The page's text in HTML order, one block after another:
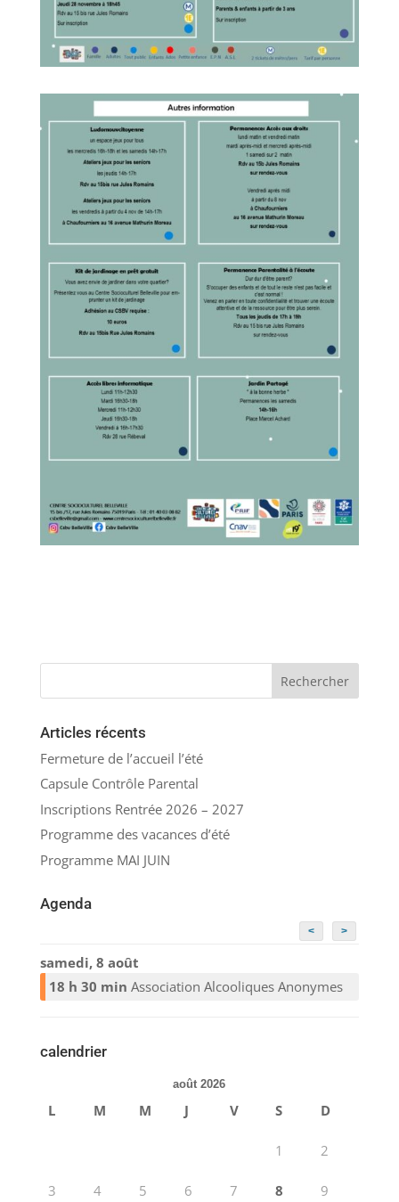
Articles récents
Fermeture de l’accueil l’été
Capsule Contrôle Parental
Inscriptions Rentrée 2026 – 2027
Programme des vacances d’été
Programme MAI JUIN
Agenda
< >
samedi, 8 août
18 h 30 min Association Alcooliques Anonymes
calendrier
août 2026
L M M J V S D
1 2
3 4 5 6 7 8 9